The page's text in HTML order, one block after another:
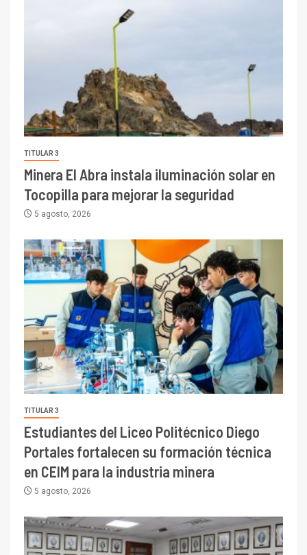
TITULAR 3
Minera El Abra instala iluminación solar en
Tocopilla para mejorar la seguridad
5 agosto, 2026
TITULAR 3
Estudiantes del Liceo Politécnico Diego
Portales fortalecen su formación técnica
en CEIM para la industria minera
5 agosto, 2026